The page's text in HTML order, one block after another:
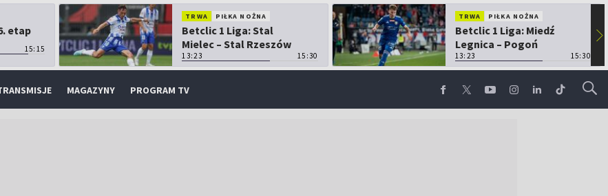
etap
15:15
TRWA PIŁKA NOŻNA
Betclic 1 Liga: Stal
Mielec – Stal Rzeszów
13:23 15:30
TRWA PIŁKA NOŻNA
Betclic 1 Liga: Miedź
Legnica – Pogoń
Grodzisk Mazowiecki
13:23 15:30
▶
MAGAZYNY PROGRAM TV